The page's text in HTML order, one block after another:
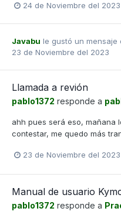
24 de Noviembre del 2023
Javabu le gustó un mensaje
23 de Noviembre del 2023
Llamada a revión
pablo1372 responde a
ahh pues será eso, mañana
contestar, me quedo más
23 de Noviembre del 2023
Manual de usuario
pablo1372 responde a